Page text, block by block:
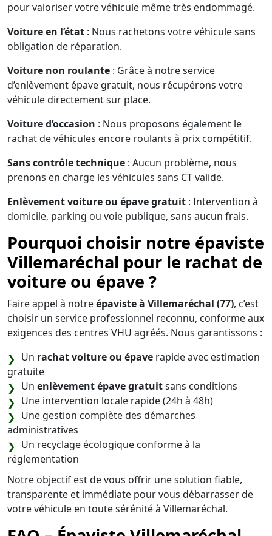
pour valoriser votre véhicule même très endommagé.
Voiture en l’état : Nous rachetons votre véhicule sans
obligation de réparation.
Voiture non roulante : Grâce à notre service
d’enlèvement épave gratuit, nous récupérons votre
véhicule directement sur place.
Voiture d’occasion : Nous proposons également le
rachat de véhicules encore roulants à prix compétitif.
Sans contrôle technique : Aucun problème, nous
prenons en charge les véhicules sans CT valide.
Enlèvement voiture ou épave gratuit : Intervention à
domicile, parking ou voie publique, sans aucun frais.
Pourquoi choisir notre épaviste
Villemaréchal pour le rachat de
voiture ou épave ?
Faire appel à notreépaviste à Villemaréchal (77), c’est
choisir un service professionnel reconnu, conforme aux
exigences des centres VHU agréés. Nous garantissons :
Un rachat voiture ou épave rapide avec estimation
gratuite
Un enlèvement épave gratuitsans conditions
Une intervention locale rapide (24h à 48h)
Une gestion complète des démarches
administratives
Un recyclage écologique conforme à la
réglementation
Notre objectif est de vous offrir une solution fiable,
transparente et immédiate pour vous débarrasser de
votre véhicule en toute sérénité à Villemaréchal.